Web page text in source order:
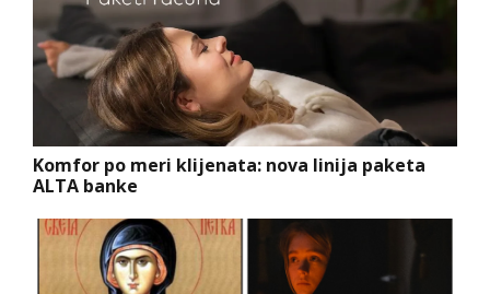
Komfor po meri klijenata: nova linija paketa
ALTA banke